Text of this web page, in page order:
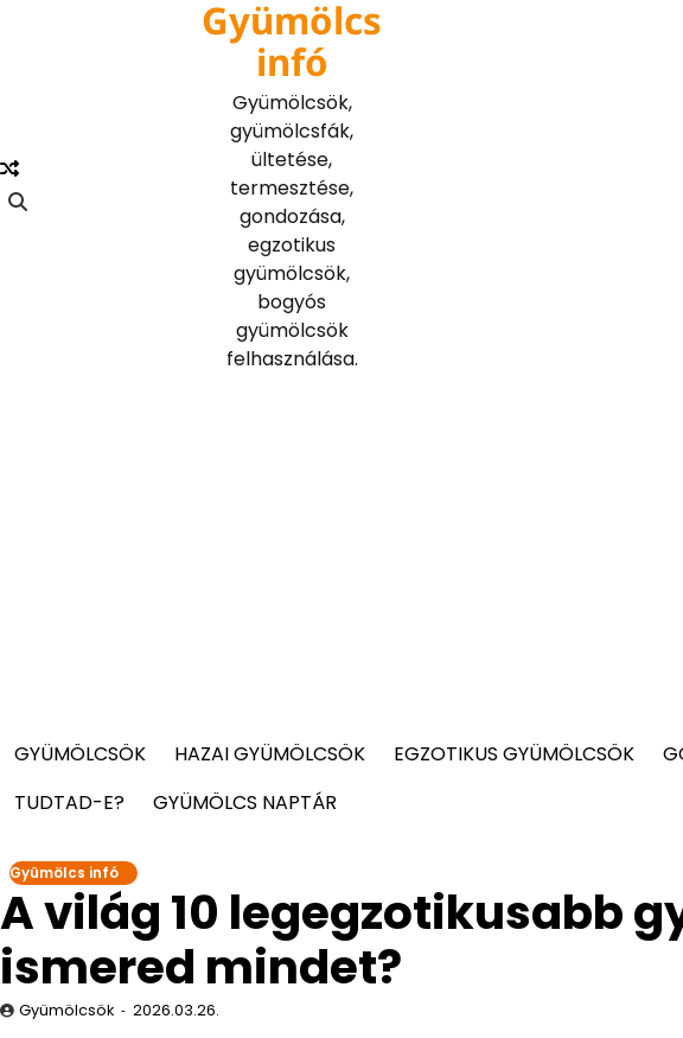
Gyümölcs
infó
Gyümölcsök,
gyümölcsfák,
ültetése,
termesztése,
gondozása,
egzotikus
gyümölcsök,
bogyós
gyümölcsök
felhasználása.
GYÜMÖLCSÖK HAZAI GYÜMÖLCSÖK EGZOTIKUS GYÜMÖLCSÖK
TUDTAD-E?
GYÜMÖLCS NAPTÁR
Gyümölcs infó
A világ 10 legegzotikusabb
ismered mindet?
Gyümölcsök 2026.03.26.